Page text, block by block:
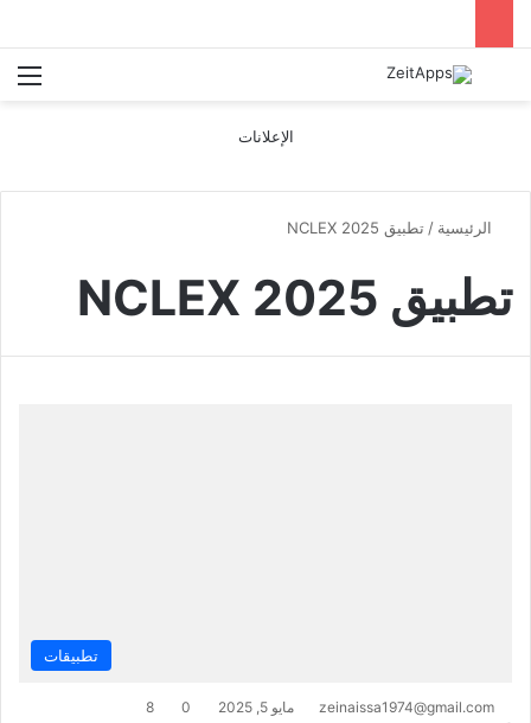
بحث عن
الإعلانات
الرئيسية / تطبيق NCLEX 2025
تطبيق NCLEX 2025
تطبيقات
zeinaissa1974@gmail.com مايو 5, 2025 0
8